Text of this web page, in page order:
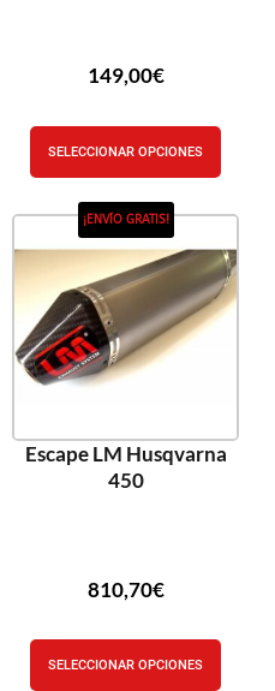
149,00€
SELECCIONAR OPCIONES
¡ENVÍO GRATIS!
Escape LM Husqvarna
450
810,70€
SELECCIONAR OPCIONES